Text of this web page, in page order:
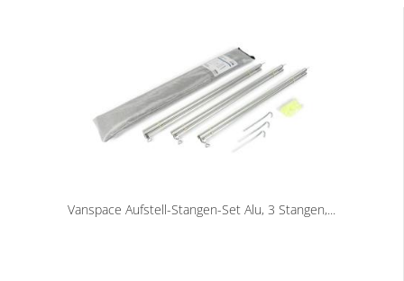
Vanspace Aufstell-Stangen-Set Alu, 3 Stangen,...